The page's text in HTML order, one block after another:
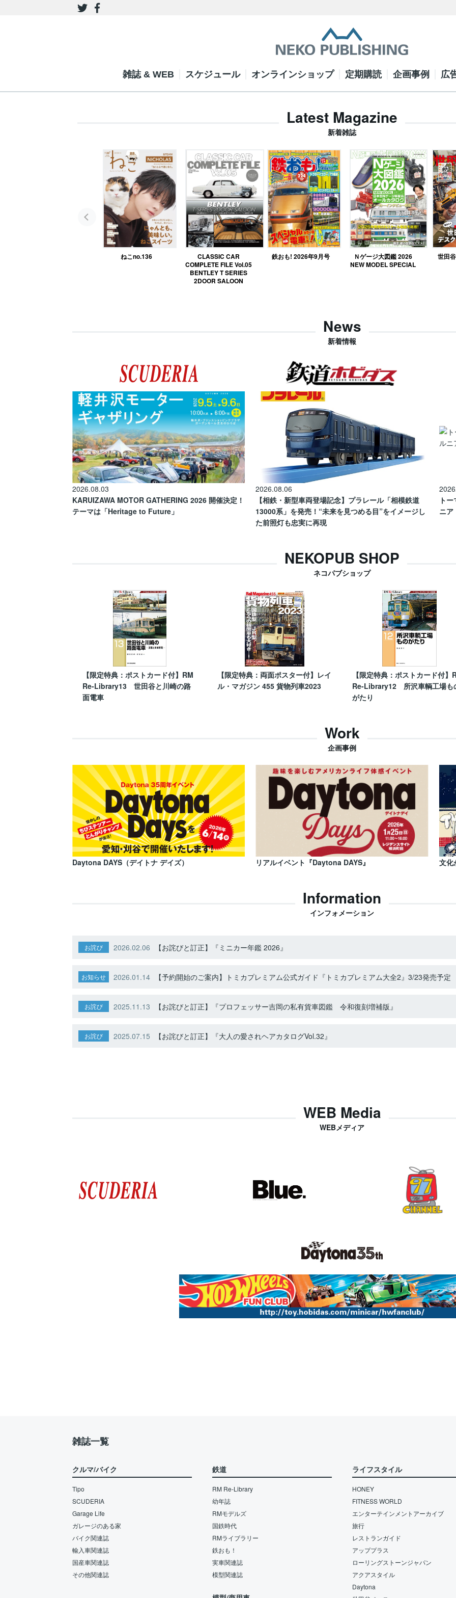
雑誌 & WEB スケジュール オンラインショップ 定期購読 企画事例 広
Latest Magazine
新着雑誌
ねこno.136
CLASSIC CAR
COMPLETE FILE Vol.05
BENTLEY T SERIES
2DOOR SALOON
鉄おも! 2026年9月号
Ｎゲージ大図鑑 2026
NEW MODEL SPECIAL
世田
News
新着情報
2026.08.03
KARUIZAWA MOTOR GATHERING 2026 開催決定！
テーマは「Heritage to Future」
2026.08.06
【相鉄・新型車両登場記念】プラレール「相模鉄道
13000系」を発売！“未来を見つめる目”をイメージし
た前照灯も忠実に再現
ト
ニア
NEKOPUB SHOP
ネコパブショップ
【限定特典：ポストカード付】RM
Re-Library13 世田谷と川崎の路
面電車
【限定特典：両面ポスター付】レイ
ル・マガジン 455 貨物列車2023
【限定特典：ポストカード付】
Re-Library12 所沢車輌工場も
がたり
Work
企画事例
Daytona DAYS（デイトナ デイズ） リアルイベント『Daytona DAYS』 文化
Information
インフォメーション
お詫び 2026.02.06 【お詫びと訂正】『ミニカー年鑑 2026』
お知らせ 2026.01.14 【予約開始のご案内】トミカプレミアム公式ガイド『トミカプレミアム大全2』3/23発売予定
お詫び 2025.11.13 【お詫びと訂正】『プロフェッサー吉岡の私有貨車図鑑 令和復刻増補版』
お詫び 2025.07.15 【お詫びと訂正】『大人の愛されヘアカタログVol.32』
WEB Media
WEBメディア
雑誌一覧
クルマ/バイク
Tipo
SCUDERIA
Garage Life
ガレージのある家
バイク関連誌
輸入車関連誌
国産車関連誌
その他関連誌
鉄道
RM Re-Library
幼年誌
RMモデルズ
国鉄時代
RMライブラリー
鉄おも！
実車関連誌
模型関連誌
ライフスタイル
HONEY
FITNESS WORLD
エンターテインメントアーカイブ
旅行
レストランガイド
アッププラス
ローリングストーンジャパン
アクアスタイル
Daytona